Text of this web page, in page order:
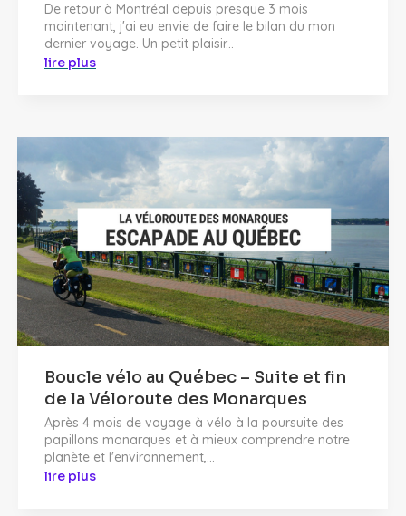
De retour à Montréal depuis presque 3 mois
maintenant, j'ai eu envie de faire le bilan du mon
dernier voyage. Un petit plaisir...
lire plus
Boucle vélo au Québec – Suite et fin
de la Véloroute des Monarques
Après 4 mois de voyage à vélo à la poursuite des
papillons monarques et à mieux comprendre notre
planète et l'environnement,...
lire plus